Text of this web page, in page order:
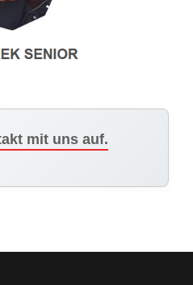
mit uns auf.